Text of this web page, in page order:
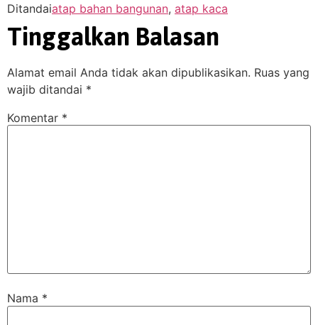
Ditandaiatap bahan bangunan, atap kaca
Tinggalkan Balasan
Alamat email Anda tidak akan dipublikasikan. Ruas yang
wajib ditandai *
Komentar *
Nama *